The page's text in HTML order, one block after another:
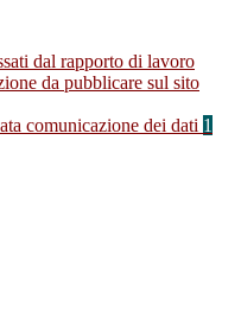
dal rapporto di lavoro
da pubblicare sul sito
comunicazione dei dati 1